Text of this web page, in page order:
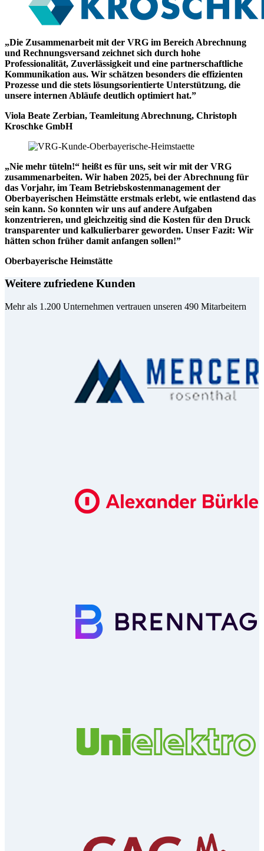
„Die Zusammenarbeit mit der VRG im Bereich Abrechnung
und Rechnungsversand zeichnet sich durch hohe
Professionalität, Zuverlässigkeit und eine partnerschaftliche
Kommunikation aus. Wir schätzen besonders die effizienten
Prozesse und die stets lösungsorientierte Unterstützung, die
unsere internen Abläufe deutlich optimiert hat.”
Viola Beate Zerbian, Teamleitung Abrechnung, Christoph
Kroschke GmbH
„Nie mehr tüteln!“ heißt es für uns, seit wir mit der VRG
zusammenarbeiten. Wir haben 2025, bei der Abrechnung für
das Vorjahr, im Team Betriebskostenmanagement der
Oberbayerischen Heimstätte erstmals erlebt, wie entlastend das
sein kann. So konnten wir uns auf andere Aufgaben
konzentrieren, und gleichzeitig sind die Kosten für den Druck
transparenter und kalkulierbarer geworden. Unser Fazit: Wir
hätten schon früher damit anfangen sollen!”
Oberbayerische Heimstätte
Weitere zufriedene Kunden
Mehr als 1.200 Unternehmen vertrauen unseren 490 Mitarbeitern